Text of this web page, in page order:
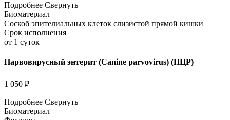
Подробнее Свернуть
Биоматериал
Соскоб эпителиальных клеток слизистой прямой кишки
Срок исполнения
от 1 суток
Парвовирусный энтерит (Canine рarvovirus) (ПЦР)
1 050 ₽
Подробнее Свернуть
Биоматериал